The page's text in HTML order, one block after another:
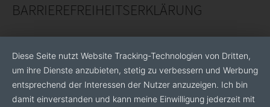
BARRIEREFREIHEITSERKLÄRUNG
Diese Seite nutzt Website Tracking-Technologien von Dritten,
um ihre Dienste anzubieten, stetig zu verbessern und Werbung
entsprechend der Interessen der Nutzer anzuzeigen. Ich bin
damit einverstanden und kann meine Einwilligung jederzeit mit